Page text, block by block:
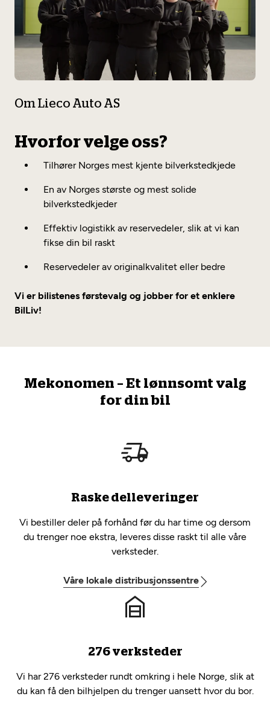
Om Lieco Auto AS
Hvorfor velge oss?
Tilhører Norges mest kjente bilverkstedkjede
En av Norges største og mest solide
bilverkstedkjeder
Effektiv logistikk av reservedeler, slik at vi kan
fikse din bil raskt
Reservedeler av originalkvalitet eller bedre
Vi er bilistenes førstevalg og jobber for et enklere
BilLiv!
Mekonomen – Et lønnsomt valg
for din bil
Raske delleveringer
Vi bestiller deler på forhånd før du har time og dersom
du trenger noe ekstra, leveres disse raskt til alle våre
verksteder.
Våre lokale distribusjonssentre
276 verksteder
Vi har 276 verksteder rundt omkring i hele Norge, slik at
du kan få den bilhjelpen du trenger uansett hvor du bor.